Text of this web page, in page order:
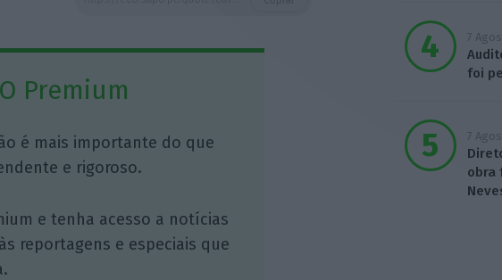
Premium
é mais importante do que
e rigoroso.
e tenha acesso a notícias
reportagens e especiais que
7
foi
7
obra